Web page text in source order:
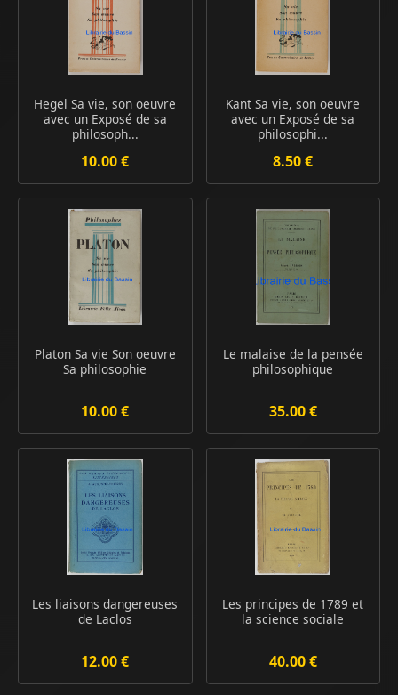
Hegel Sa vie, son oeuvre
avec un Exposé de sa
philosoph...
10.00 €
Kant Sa vie, son oeuvre
avec un Exposé de sa
philosophi...
8.50 €
Platon Sa vie Son oeuvre
Sa philosophie
10.00 €
Le malaise de la pensée
philosophique
35.00 €
Les liaisons dangereuses
de Laclos
12.00 €
Les principes de 1789 et
la science sociale
40.00 €